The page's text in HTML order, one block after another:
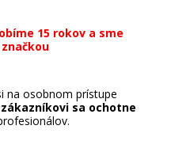
933Y XL (CN056AE)
náplň
15 rokov a sme
na osobnom prístupe
sa ochotne